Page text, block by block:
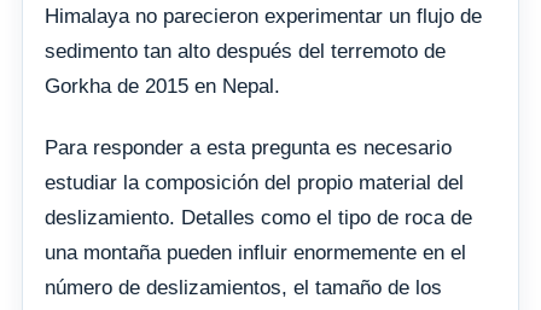
Himalaya no parecieron experimentar un flujo de
sedimento tan alto después del terremoto de
Gorkha de 2015 en Nepal.
Para responder a esta pregunta es necesario
estudiar la composición del propio material del
deslizamiento. Detalles como el tipo de roca de
una montaña pueden influir enormemente en el
número de deslizamientos, el tamaño de los